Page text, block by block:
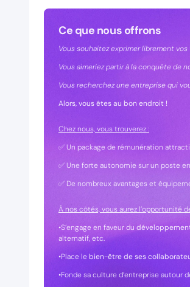
Ce que nous offrons
Vous souhaitez exprimer librement
Vous aimeriez partir à la conquête de
Vous recherchez une entreprise qui
Alors, vous êtes au bon endroit !
Chez nous, vous trouverez :
✅ Un package de rémunération
✅ Une forte autonomie sur un poste
✅ De nombreux avantages et
À nos côtés, vous aurez l’opportunité
•S’engage en faveur du
alternatif, etc.
•Place lebien-être de ses
•Fonde sa culture d’entreprise autour